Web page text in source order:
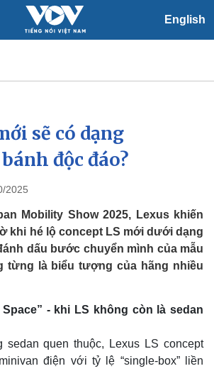
English
Xã hội
Tin 24h
Dự báo thời tiết
Việc làm
Biển đảo
sẽ có dạng
độc đáo?
2025
Mobility Show 2025, Lexus khiến
khi hé lộ concept LS mới dưới dạng
dấu bước chuyển mình của mẫu
từng là biểu tượng của hãng nhiều
- khi LS không còn là sedan
sedan quen thuộc, Lexus LS concept
điện với tỷ lệ “single-box” liền